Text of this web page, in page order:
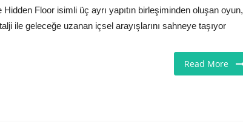
Floor isimli üç ayrı yapıtın birleşiminden oluşan oyun,
ile geleceğe uzanan içsel arayışlarını sahneye taşıyor
Read More